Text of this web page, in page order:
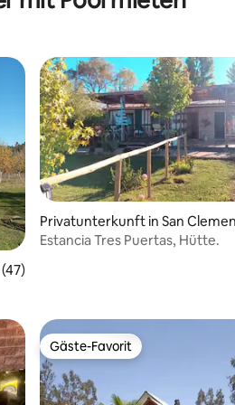
Bewertung: 4,85 von 5,
Privatunterkunft in San
Estancia Tres Puertas, Hütte.
Gäste-Favorit
Gäste-Favorit